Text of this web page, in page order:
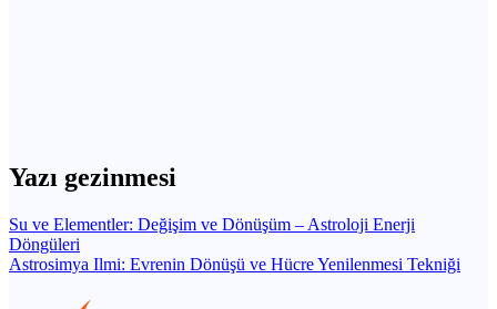
Yazı gezinmesi
Su ve Elementler: Değişim ve Dönüşüm – Astroloji Enerji
Döngüleri
Astrosimya Ilmi: Evrenin Dönüşü ve Hücre Yenilenmesi Tekniği